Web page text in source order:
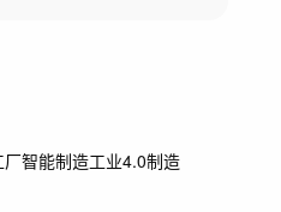
智能制造工业4.0制造